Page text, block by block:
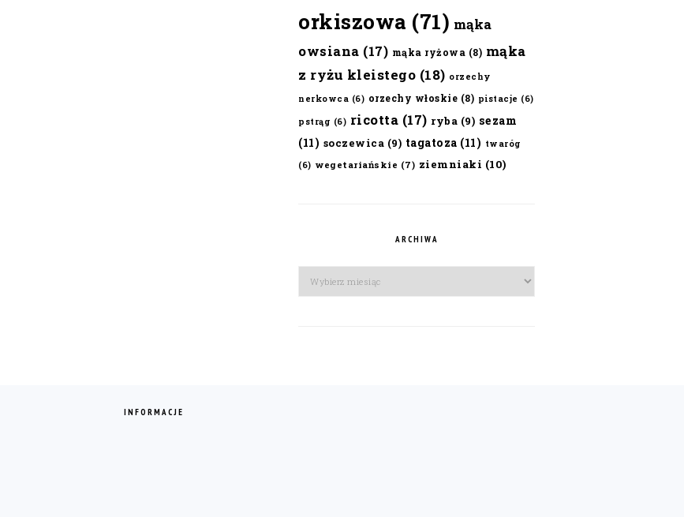
orkiszowa (71) mąka
owsiana (17) mąka ryżowa (8) mąka
z ryżu kleistego (18) orzechy
nerkowca (6) orzechy włoskie (8) pistacje (6)
pstrąg (6) ricotta (17) ryba (9) sezam
(11) soczewica (9) tagatoza (11) twaróg
(6) wegetariańskie (7) ziemniaki (10)
ARCHIWA
Archiwa
INFORMACJE